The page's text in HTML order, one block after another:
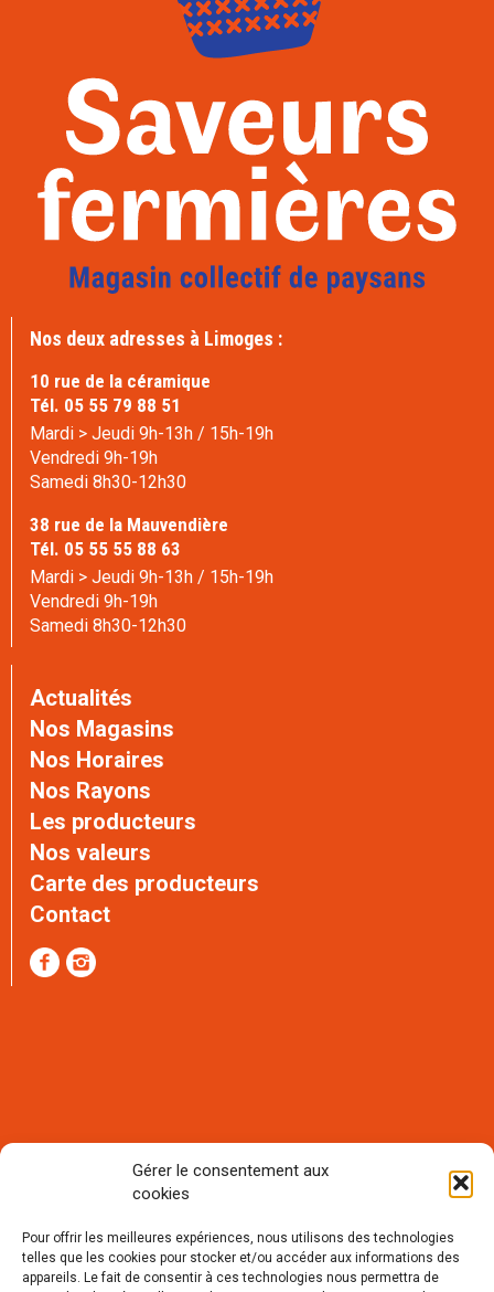
Gérer le consentement aux
cookies
Pour offrir les meilleures expériences, nous utilisons des technologies
telles que les cookies pour stocker et/ou accéder aux informations des
appareils. Le fait de consentir à ces technologies nous permettra de
Nos deux adresses à Limoges :
10 rue de la céramique
Tél. 05 55 79 88 51
Mardi > Jeudi 9h-13h / 15h-19h
Vendredi 9h-19h
Samedi 8h30-12h30
38 rue de la Mauvendière
Tél. 05 55 55 88 63
Mardi > Jeudi 9h-13h / 15h-19h
Vendredi 9h-19h
Samedi 8h30-12h30
Actualités
Nos Magasins
Nos Horaires
Nos Rayons
Les producteurs
Nos valeurs
Carte des producteurs
Contact
Rejoignez notre communauté et
recevez notre lettre mensuelle
d'informations :